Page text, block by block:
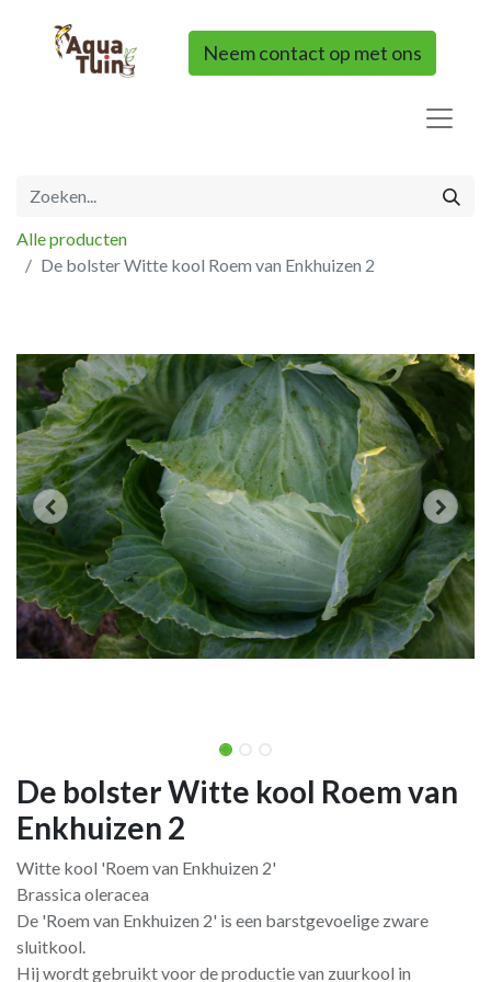
Neem contact op met ons
Alle producten
De bolster Witte kool Roem van Enkhuizen 2
De bolster Witte kool Roem van
Enkhuizen 2
Witte kool 'Roem van Enkhuizen 2'
Brassica oleracea
De 'Roem van Enkhuizen 2' is een barstgevoelige zware
sluitkool.
Hij wordt gebruikt voor de productie van zuurkool in